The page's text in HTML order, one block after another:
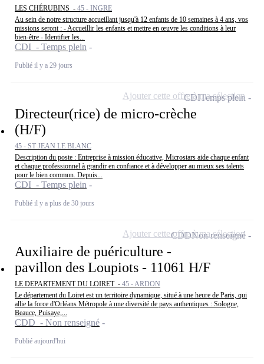
LES CHÉRUBINS - 45 - INGRE
Au sein de notre structure accueillant jusqu'à 12 enfants de 10 semaines à 4 ans, vos
missions seront : - Accueillir les enfants et mettre en œuvre les conditions à leur
bien-être - Identifier les...
CDI - Temps plein
Publié il y a 29 jours
Directeur(rice) de micro-crèche
(H/F)
45 - ST JEAN LE BLANC
Description du poste : Entreprise à mission éducative, Microstars aide chaque enfant
et chaque professionnel à grandir en confiance et à développer au mieux ses talents
pour le bien commun. Depuis...
CDI - Temps plein
Publié il y a plus de 30 jours
CDITemps plein
Ajouter cette offre à ma sélection
Auxiliaire de puériculture -
pavillon des Loupiots - 11061 H/F
LE DEPARTEMENT DU LOIRET - 45 - ARDON
Le département du Loiret est un territoire dynamique, situé à une heure de Paris, qui
allie la force d'Orléans Métropole à une diversité de pays authentiques : Sologne,
Beauce, Puisaye,...
CDD - Non renseigné
Publié aujourd'hui
CDDNon renseigné
Ajouter cette offre à ma sélection